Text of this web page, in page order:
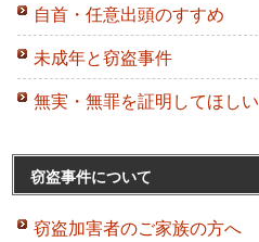
自首・任意出頭のすすめ
未成年と窃盗事件
無実・無罪を証明してほしい
窃盗事件について
窃盗加害者のご家族の方へ